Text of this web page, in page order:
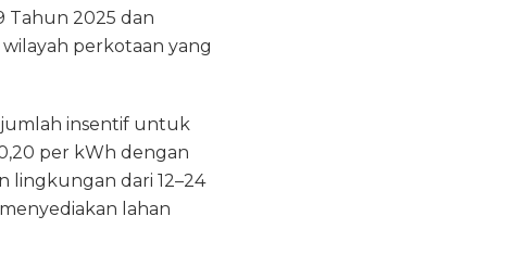
Tahun 2025 dan
perkotaan yang
insentif untuk
per kWh dengan
lingkungan dari 12–24
lahan